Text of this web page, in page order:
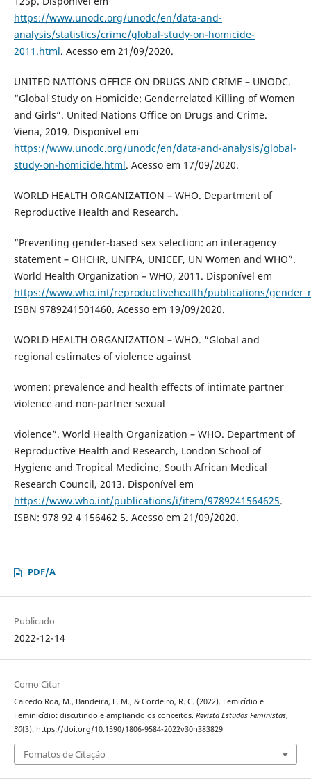
https://www.unodc.org/unodc/en/data-and-
analysis/statistics/crime/global-study-on-homicide-
2011.html. Acesso em 21/09/2020.
UNITED NATIONS OFFICE ON DRUGS AND CRIME – UNODC.
“Global Study on Homicide: Genderrelated Killing of Women
and Girls”. United Nations Office on Drugs and Crime.
Viena, 2019. Disponível em
https://www.unodc.org/unodc/en/data-and-analysis/global-
study-on-homicide.html. Acesso em 17/09/2020.
WORLD HEALTH ORGANIZATION – WHO. Department of
Reproductive Health and Research.
“Preventing gender-based sex selection: an interagency
statement – OHCHR, UNFPA, UNICEF, UN Women and WHO”.
World Health Organization – WHO, 2011. Disponível em
https://www.who.int/reproductivehealth/publications/
ISBN 9789241501460. Acesso em 19/09/2020.
WORLD HEALTH ORGANIZATION – WHO. “Global and
regional estimates of violence against
women: prevalence and health effects of intimate partner
violence and non-partner sexual
violence”. World Health Organization – WHO. Department of
Reproductive Health and Research, London School of
Hygiene and Tropical Medicine, South African Medical
Research Council, 2013. Disponível em
https://www.who.int/publications/i/item/9789241564625.
ISBN: 978 92 4 156462 5. Acesso em 21/09/2020.
PDF/A
Publicado
2022-12-14
Como Citar
Caicedo Roa, M., Bandeira, L. M., & Cordeiro, R. C. (2022). Femicídio e
Feminicídio: discutindo e ampliando os conceitos. Revista Estudos Feministas,
30(3). https://doi.org/10.1590/1806-9584-2022v30n383829
Fomatos de Citação